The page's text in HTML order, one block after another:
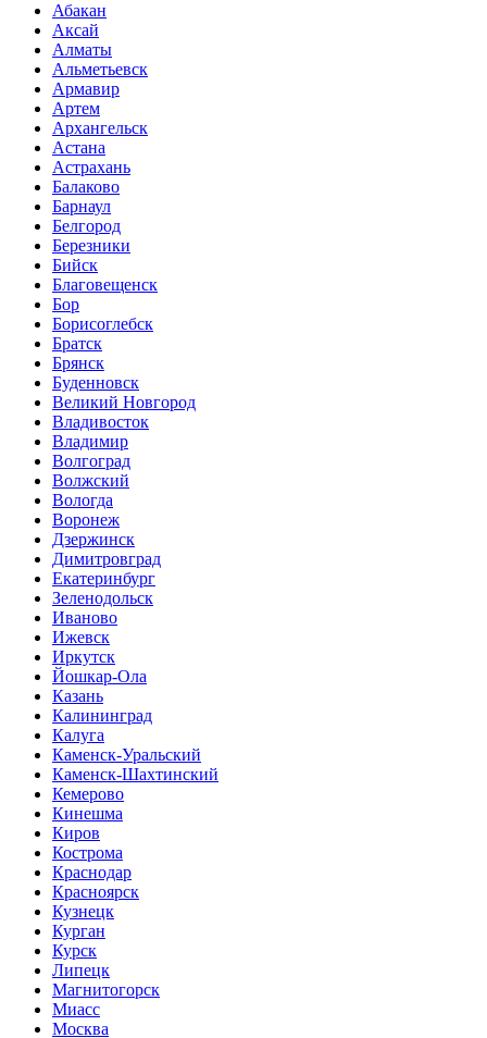
Абакан
Аксай
Алматы
Альметьевск
Армавир
Артем
Архангельск
Астана
Астрахань
Балаково
Барнаул
Белгород
Березники
Бийск
Благовещенск
Бор
Борисоглебск
Братск
Брянск
Буденновск
Великий Новгород
Владивосток
Владимир
Волгоград
Волжский
Вологда
Воронеж
Дзержинск
Димитровград
Екатеринбург
Зеленодольск
Иваново
Ижевск
Иркутск
Йошкар-Ола
Казань
Калининград
Калуга
Каменск-Уральский
Каменск-Шахтинский
Кемерово
Кинешма
Киров
Кострома
Краснодар
Красноярск
Кузнецк
Курган
Курск
Липецк
Магнитогорск
Миасс
Москва